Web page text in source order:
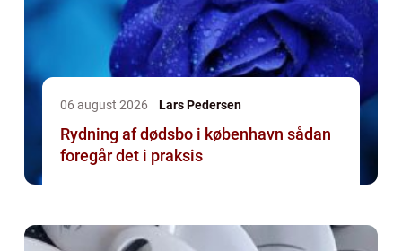
06 august 2026 Lars Pedersen
Rydning af dødsbo i københavn sådan
foregår det i praksis